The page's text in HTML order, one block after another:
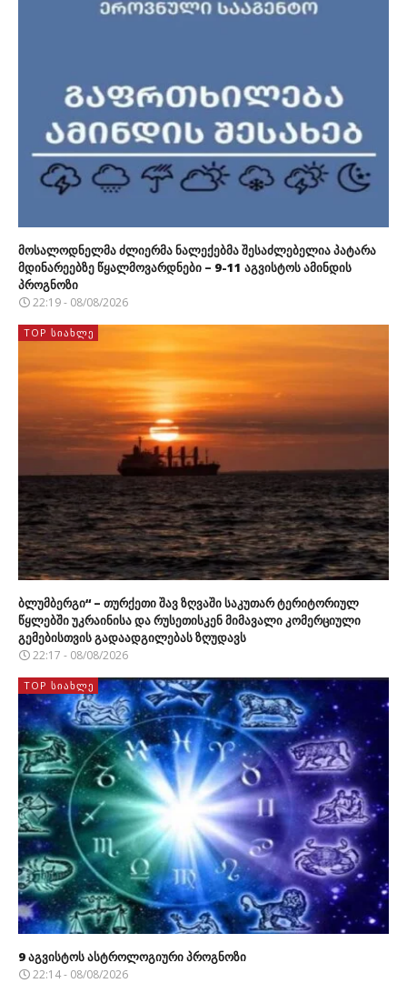
მოსალოდნელმა ძლიერმა ნალექებმა შესაძლებელია პატარა
მდინარეებზე წყალმოვარდნები – 9-11 აგვისტოს ამინდის
პროგნოზი
22:19 - 08/08/2026
TOP ᲡᲘᲐᲮᲚᲔ
ბლუმბერგი“ – თურქეთი შავ ზღვაში საკუთარ ტერიტორიულ
წყლებში უკრაინისა და რუსეთისკენ მიმავალი კომერციული
გემებისთვის გადაადგილებას ზღუდავს
22:17 - 08/08/2026
TOP ᲡᲘᲐᲮᲚᲔ
9 აგვისტოს ასტროლოგიური პროგნოზი
22:14 - 08/08/2026